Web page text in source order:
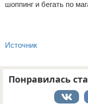
шоппинг и бегать по
Источник
Понравилась